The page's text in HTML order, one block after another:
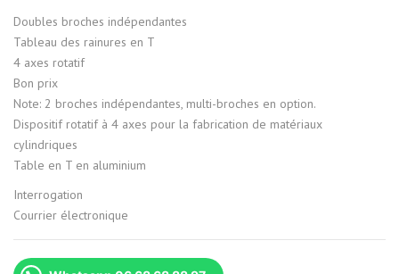
Doubles broches indépendantes
Tableau des rainures en T
4 axes rotatif
Bon prix
Note: 2 broches indépendantes, multi-broches en option.
Dispositif rotatif à 4 axes pour la fabrication de matériaux
cylindriques
Table en T en aluminium
Interrogation
Courrier électronique